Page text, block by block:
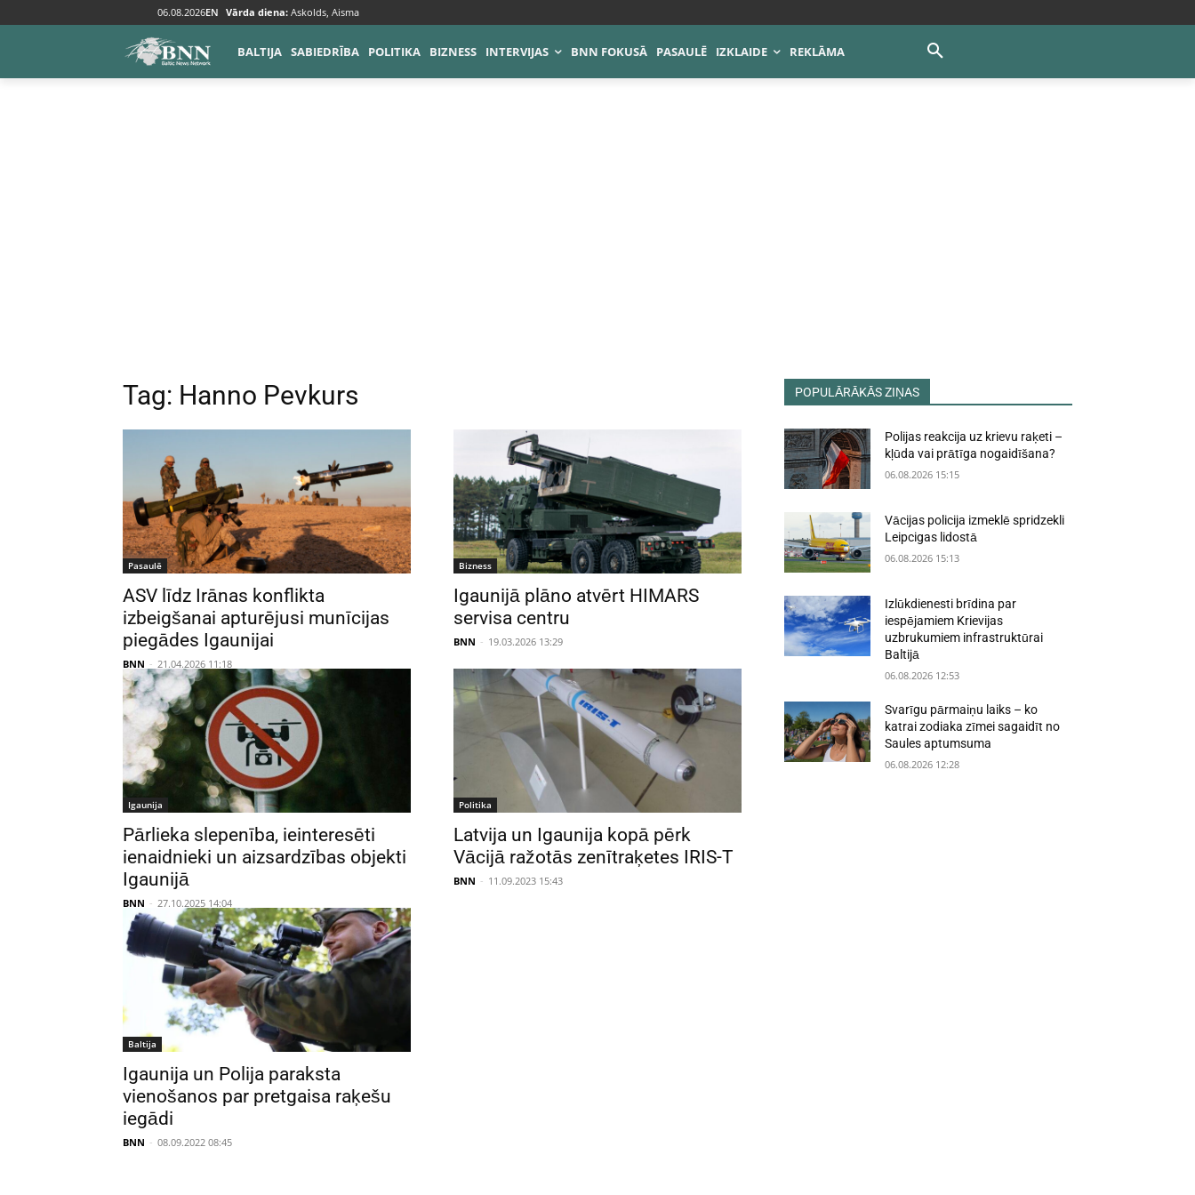
06.08.2026EN Vārda diena: Askolds, Aisma
BALTIJA SABIEDRĪBA POLITIKA BIZNESS INTERVIJAS BNN FOKUSĀ PASAULĒ IZKLAIDE REKLĀMA
Tags Hanno Pevkurs
Tag: Hanno Pevkurs
Pasaulē
ASV līdz Irānas konflikta
izbeigšanai apturējusi munīcijas
piegādes Igaunijai
BNN - 21.04.2026 11:18
Bizness
Igaunijā plāno atvērt HIMARS
servisa centru
BNN - 19.03.2026 13:29
Igaunija
Pārlieka slepenība, ieinteresēti
ienaidnieki un aizsardzības objekti
Igaunijā
BNN - 27.10.2025 14:04
Politika
Latvija un Igaunija kopā pērk
Vācijā ražotās zenītraķetes IRIS-T
BNN - 11.09.2023 15:43
Baltija
Igaunija un Polija paraksta
vienošanos par pretgaisa raķešu
iegādi
BNN - 08.09.2022 08:45
POPULĀRĀKĀS ZIŅAS
Polijas reakcija uz krievu raķeti –
kļūda vai prātīga nogaidīšana?
06.08.2026 15:15
Vācijas policija izmeklē spridzekli
Leipcigas lidostā
06.08.2026 15:13
Izlūkdienesti brīdina par
iespējamiem Krievijas
uzbrukumiem infrastruktūrai
Baltijā
06.08.2026 12:53
Svarīgu pārmaiņu laiks – ko
katrai zodiaka zīmei sagaidīt no
Saules aptumsuma
06.08.2026 12:28